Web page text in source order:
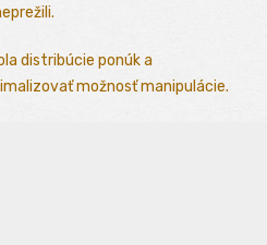
distribúcie ponúk a
možnosť manipulácie.